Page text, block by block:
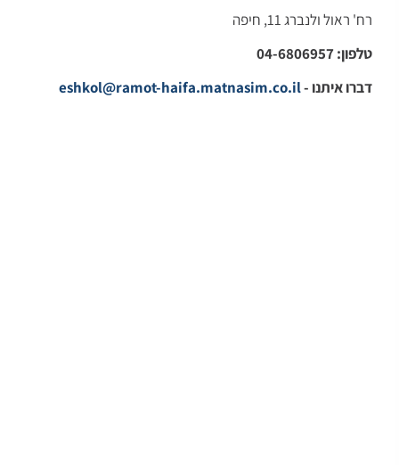
רח' ראול ולנברג 11, חיפה
טלפון: 04-6806957
דברו איתנו -eshkol@ramot-haifa.matnasim.co.il